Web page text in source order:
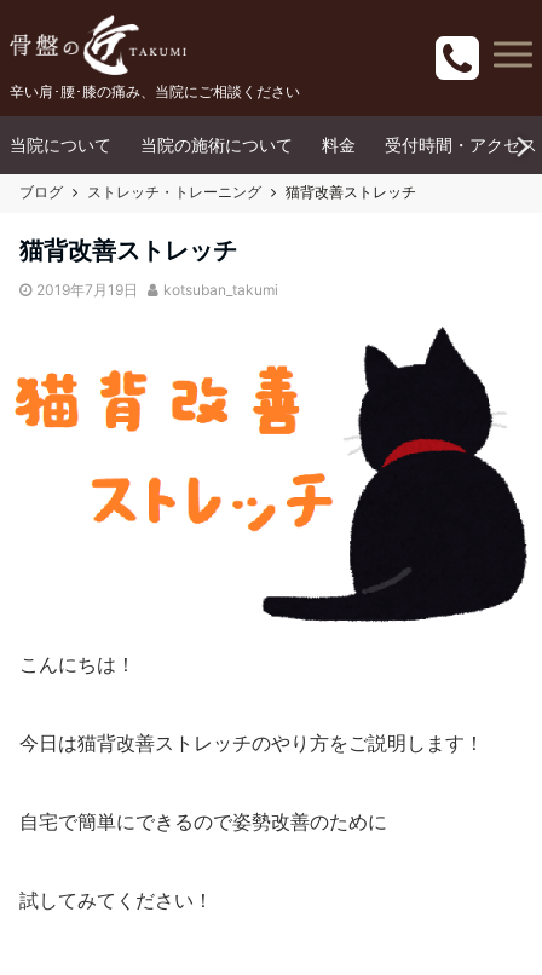
辛い肩･腰･膝の痛み、当院にご相談ください
当院について 当院の施術について 料金 受付時間・アクセス
ブログ ストレッチ・トレーニング 猫背改善ストレッチ
猫背改善ストレッチ
2019年7月19日 kotsuban_takumi
こんにちは！
今日は猫背改善ストレッチのやり方をご説明します！
自宅で簡単にできるので姿勢改善のために
試してみてください！